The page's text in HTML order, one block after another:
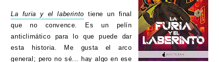
La furia y el laberinto tiene un final
que no convence. Es un pelín
anticlimático para lo que puede dar
esta historia. Me gusta el arco
general; pero no sé... hay algo en ese